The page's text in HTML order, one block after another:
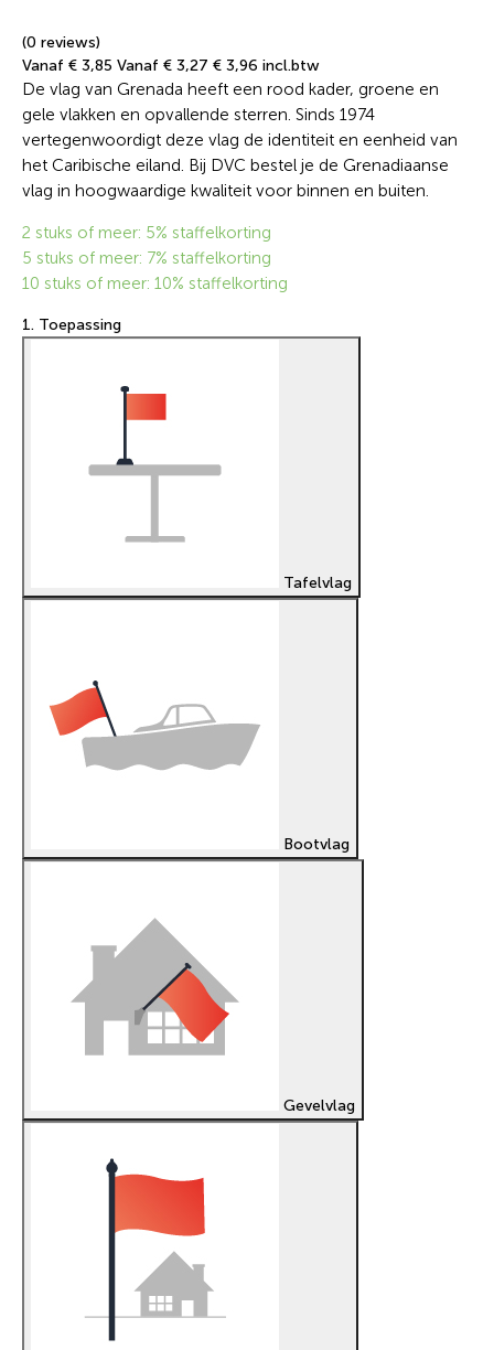
(0 reviews)
Vanaf € 3,85 Vanaf € 3,27 € 3,96 incl.btw
De vlag van Grenada heeft een rood kader, groene en
gele vlakken en opvallende sterren. Sinds 1974
vertegenwoordigt deze vlag de identiteit en eenheid van
het Caribische eiland. Bij DVC bestel je de Grenadiaanse
vlag in hoogwaardige kwaliteit voor binnen en buiten.
2 stuks of meer: 5% staffelkorting
5 stuks of meer: 7% staffelkorting
10 stuks of meer: 10% staffelkorting
1. Toepassing
Tafelvlag
Bootvlag
Gevelvlag